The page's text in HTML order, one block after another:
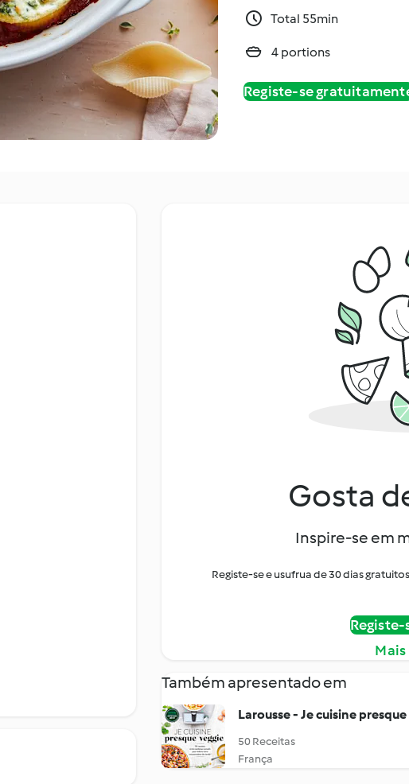
Total 55min
4 portions
Registe-se
Gosta
Inspire-se em
Registe-se e usufrua de 30 dias
Também apresentado em
Larousse - Je cuisine
50 Receitas
França